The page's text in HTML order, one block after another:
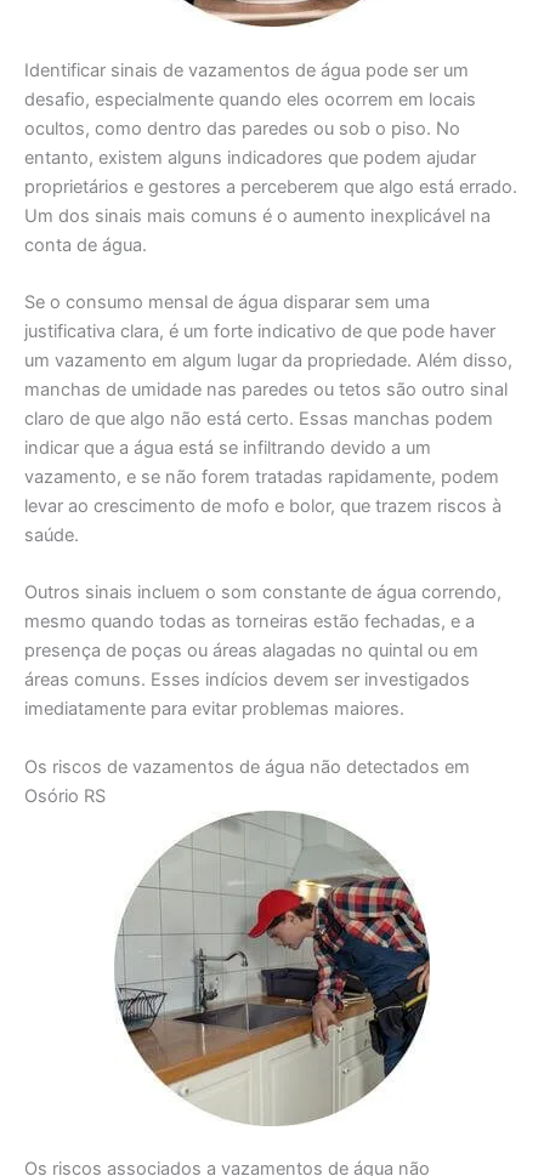
Identificar sinais de vazamentos de água pode ser um
desafio, especialmente quando eles ocorrem em locais
ocultos, como dentro das paredes ou sob o piso. No
entanto, existem alguns indicadores que podem ajudar
proprietários e gestores a perceberem que algo está errado.
Um dos sinais mais comuns é o aumento inexplicável na
conta de água.
Se o consumo mensal de água disparar sem uma
justificativa clara, é um forte indicativo de que pode haver
um vazamento em algum lugar da propriedade. Além disso,
manchas de umidade nas paredes ou tetos são outro sinal
claro de que algo não está certo. Essas manchas podem
indicar que a água está se infiltrando devido a um
vazamento, e se não forem tratadas rapidamente, podem
levar ao crescimento de mofo e bolor, que trazem riscos à
saúde.
Outros sinais incluem o som constante de água correndo,
mesmo quando todas as torneiras estão fechadas, e a
presença de poças ou áreas alagadas no quintal ou em
áreas comuns. Esses indícios devem ser investigados
imediatamente para evitar problemas maiores.
Os riscos de vazamentos de água não detectados em
Osório RS
Os riscos associados a vazamentos de água não